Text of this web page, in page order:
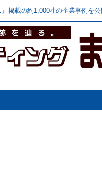
掲載の約1,000社の企業事例を公